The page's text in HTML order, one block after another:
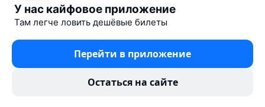
Пресс‑центр
Travelpayouts
Партнёрская программа
Медиа Yo'lovchi
Трэвел‑медиа Aviasales.uz
У нас кайфовое приложение
Там легче ловить дешёвые билеты
Перейти в приложение
Остаться на сайте